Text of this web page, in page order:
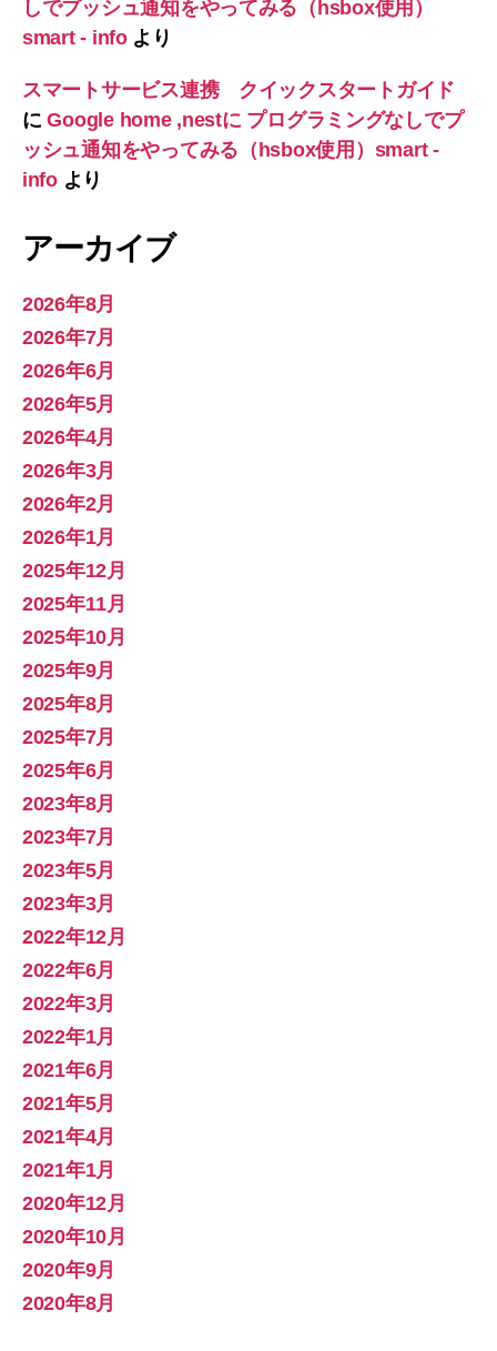
しでプッシュ通知をやってみる（hsbox使用）
smart - infoより
スマートサービス連携 クイックスタートガイド
にGoogle home ,nestに プログラミングなしでプ
ッシュ通知をやってみる（hsbox使用）smart -
infoより
アーカイブ
2026年8月
2026年7月
2026年6月
2026年5月
2026年4月
2026年3月
2026年2月
2026年1月
2025年12月
2025年11月
2025年10月
2025年9月
2025年8月
2025年7月
2025年6月
2023年8月
2023年7月
2023年5月
2023年3月
2022年12月
2022年6月
2022年3月
2022年1月
2021年6月
2021年5月
2021年4月
2021年1月
2020年12月
2020年10月
2020年9月
2020年8月